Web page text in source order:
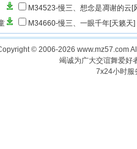
M34523-慢三、想念是凋谢的云[
哥]
√M34660-慢三、一眼千年[天籁天]
© 2006-2026 www.mz57.com
竭诚为广大交谊舞爱好
7x24小时服